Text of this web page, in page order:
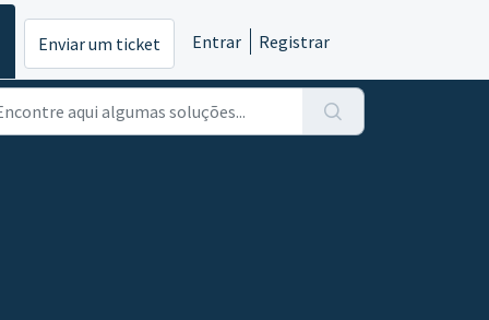
Enviar um ticket Entrar Registrar